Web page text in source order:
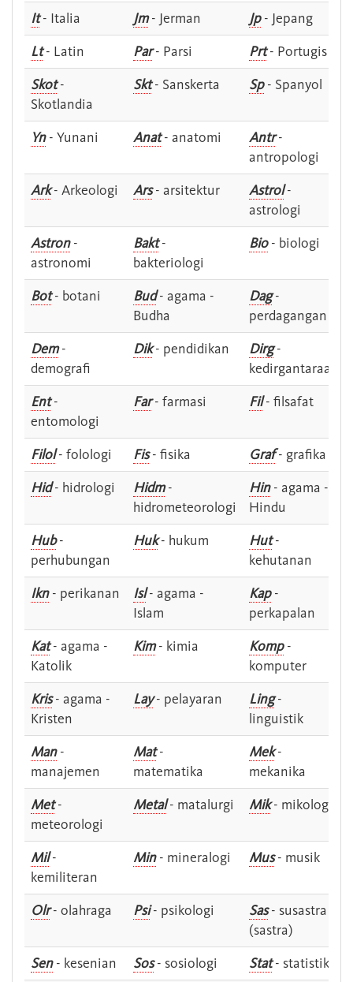
It- Italia Jm- Jerman Jp- Jepang
Lt- Latin Par- Parsi Prt- Portugis
Skot-
Skotlandia
Skt- Sanskerta Sp- Spanyol
Yn- Yunani Anat- anatomi Antr-
antropologi
Ark- Arkeologi Ars- arsitektur Astrol-
astrologi
Astron-
astronomi
Bakt-
bakteriologi
Bio- biologi
Bot- botani Bud- agama -
Budha
Dag-
perdagangan
Dem-
demografi
Dik- pendidikan Dirg-
kedirgantaraan
Ent-
entomologi
Far- farmasi Fil- filsafat
Filol- folologi Fis- fisika Graf- grafika
Hid- hidrologi Hidm-
hidrometeorologi
Hin- agama -
Hindu
Hub-
perhubungan
Huk- hukum Hut-
kehutanan
Ikn- perikanan Isl- agama -
Islam
Kap-
perkapalan
Kat- agama -
Katolik
Kim- kimia Komp-
komputer
Kris- agama -
Kristen
Lay- pelayaran Ling-
linguistik
Man-
manajemen
Mat-
matematika
Mek-
mekanika
Met-
meteorologi
Metal- matalurgi Mik- mikologi
Mil-
kemiliteran
Min- mineralogi Mus- musik
Olr- olahraga Psi- psikologi Sas- susastra -
(sastra)
Sen- kesenian Sos- sosiologi Stat- statistik